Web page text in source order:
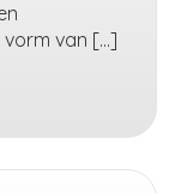
van […]